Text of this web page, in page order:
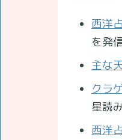
西洋
を発
主な
クラ
星読
西洋